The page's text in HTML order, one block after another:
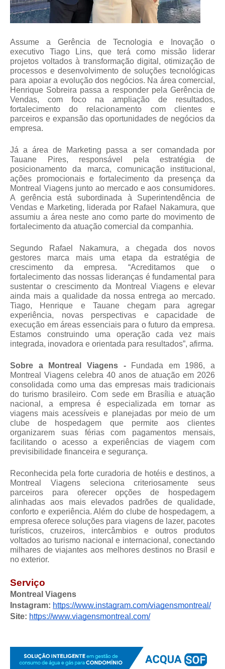
Assume a Gerência de Tecnologia e Inovação o
executivo Tiago Lins, que terá como missão liderar
projetos voltados à transformação digital, otimização de
processos e desenvolvimento de soluções tecnológicas
para apoiar a evolução dos negócios. Na área comercial,
Henrique Sobreira passa a responder pela Gerência de
Vendas, com foco na ampliação de resultados,
fortalecimento do relacionamento com clientes e
parceiros e expansão das oportunidades de negócios da
empresa.
Já a área de Marketing passa a ser comandada por
Tauane Pires, responsável pela estratégia de
posicionamento da marca, comunicação institucional,
ações promocionais e fortalecimento da presença da
Montreal Viagens junto ao mercado e aos consumidores.
A gerência está subordinada à Superintendência de
Vendas e Marketing, liderada por Rafael Nakamura, que
assumiu a área neste ano como parte do movimento de
fortalecimento da atuação comercial da companhia.
Segundo Rafael Nakamura, a chegada dos novos
gestores marca mais uma etapa da estratégia de
crescimento da empresa. “Acreditamos que o
fortalecimento das nossas lideranças é fundamental para
sustentar o crescimento da Montreal Viagens e elevar
ainda mais a qualidade da nossa entrega ao mercado.
Tiago, Henrique e Tauane chegam para agregar
experiência, novas perspectivas e capacidade de
execução em áreas essenciais para o futuro da empresa.
Estamos construindo uma operação cada vez mais
integrada, inovadora e orientada para resultados”, afirma.
Sobre a Montreal Viagens -
Fundada em 1986, a
Montreal Viagens celebra 40 anos de atuação em 2026
consolidada como uma das empresas mais tradicionais
do turismo brasileiro. Com sede em Brasília e atuação
nacional, a empresa é especializada em tornar as
viagens mais acessíveis e planejadas por meio de um
clube de hospedagem que permite aos clientes
organizarem suas férias com pagamentos mensais,
facilitando o acesso a experiências de viagem com
previsibilidade financeira e segurança.
Reconhecida pela forte curadoria de hotéis e destinos, a
Montreal Viagens seleciona criteriosamente seus
parceiros para oferecer opções de hospedagem
alinhadas aos mais elevados padrões de qualidade,
conforto e experiência. Além do clube de hospedagem, a
empresa oferece soluções para viagens de lazer, pacotes
turísticos, cruzeiros, intercâmbios e outros produtos
voltados ao turismo nacional e internacional, conectando
milhares de viajantes aos melhores destinos no Brasil e
no exterior.
Serviço
Montreal Viagens
Instagram: https://www.instagram.com/viagensmontreal/
Site: https://www.viagensmontreal.com/